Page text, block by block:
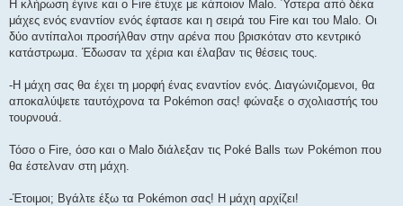
Η κλήρωση έγινε και ο Fire έτυχε με κάποιον Malo. Ύστερα από δέκα
μάχες ενός εναντίον ενός έφτασε και η σειρά του Fire και του Malo. Οι
δύο αντίπαλοι προσήλθαν στην αρένα που βρισκόταν στο κεντρικό
κατάστρωμα. Έδωσαν τα χέρια και έλαβαν τις θέσεις τους.
-Η μάχη σας θα έχει τη μορφή ένας εναντίον ενός. Διαγώνιζομενοι, θα
αποκαλύψετε ταυτόχρονα τα Pokémon σας! φώναξε ο σχολιαστής του
τουρνουά.
Τόσο ο Fire, όσο και ο Malo διάλεξαν τις Poké Balls των Pokémon που
θα έστελναν στη μάχη.
-Έτοιμοι; Βγάλτε έξω τα Pokémon σας! Η μάχη αρχίζει!